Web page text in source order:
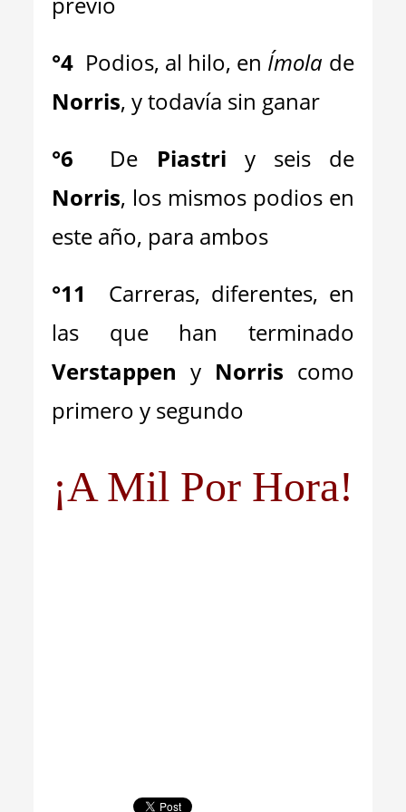
°4 Podios, al hilo, en Ímola de
Norris, y todavía sin ganar
°6 De Piastri y seis de
Norris, los mismos podios en
este año, para ambos
°11 Carreras, diferentes, en
las que han terminado
Verstappen y Norris como
primero y segundo
¡A Mil Por Hora!